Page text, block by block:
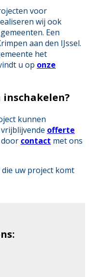
voor
wij ook
Een
aan den IJssel.
het
u op onze
kunnen
offerte
contact met ons
uw project komt